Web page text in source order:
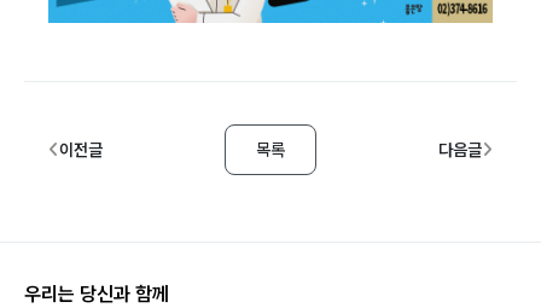
이전글 목록 다음글
우리는 당신과 함께